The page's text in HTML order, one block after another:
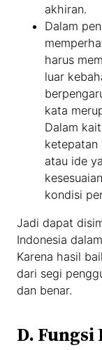
akhiran.
Dalam
harus
luar
kata
Dalam
ketepatan
atau ide
kondisi
Jadi dapat
Indonesia
Karena hasil
dari segi
dan benar.
D. Fungsi